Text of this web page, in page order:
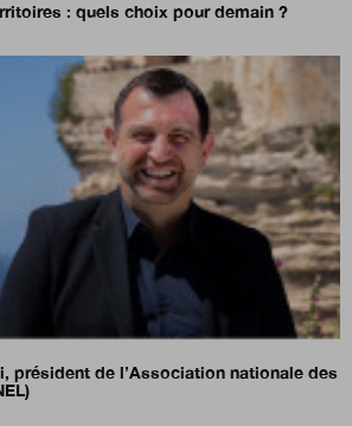
: quels choix pour demain ?
président de l’Association nationale des